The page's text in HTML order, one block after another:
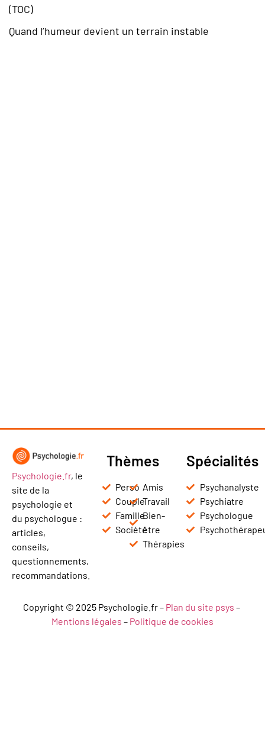
(TOC)
Quand l’humeur devient un terrain instable
Psychologie.fr, le
site de la
psychologie et
du psychologue :
articles,
conseils,
questionnements,
recommandations.
Thèmes
Perso
Couple
Famille
Société
Amis
Travail
Bien-
être
Thérapies
Spécialités
Psychanalyste
Psychiatre
Psychologue
Copyright © 2025 Psychologie.fr – Plan du site psys –
Mentions légales – Politique de cookies